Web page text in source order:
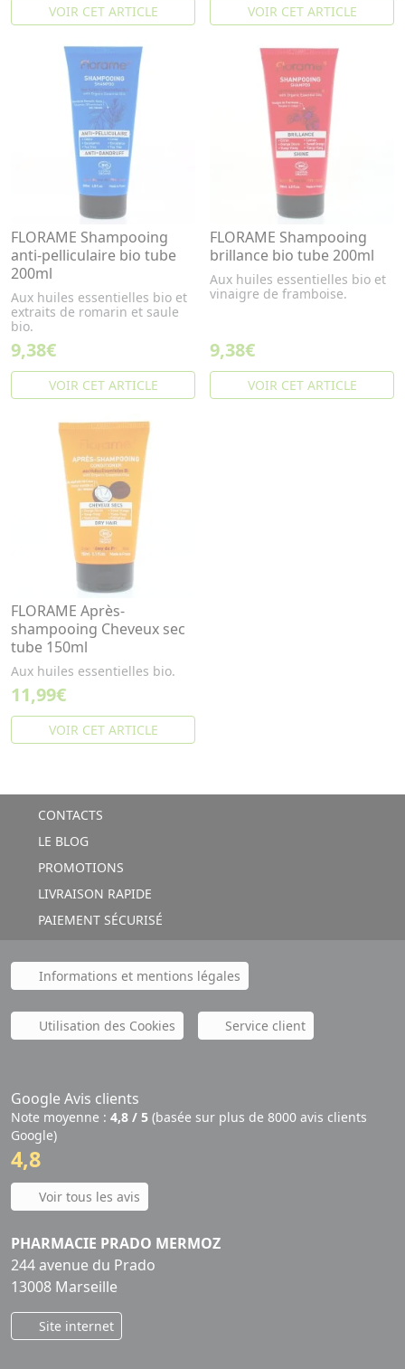
VOIR CET ARTICLE VOIR CET ARTICLE
FLORAME Shampooing
anti-pelliculaire bio tube
200ml
Aux huiles essentielles bio et
extraits de romarin et saule
bio.
9,38€
VOIR CET ARTICLE
FLORAME Shampooing
brillance bio tube 200ml
Aux huiles essentielles bio et
vinaigre de framboise.
9,38€
VOIR CET ARTICLE
FLORAME Après-
shampooing Cheveux sec
tube 150ml
Aux huiles essentielles bio.
11,99€
VOIR CET ARTICLE
CONTACTS
LE BLOG
PROMOTIONS
LIVRAISON RAPIDE
PAIEMENT SÉCURISÉ
Informations et mentions légales
Utilisation des Cookies Service client
Google Avis clients
Note moyenne : 4,8 / 5 (basée sur plus de 8000 avis clients
Google)
4,8
Voir tous les avis
PHARMACIE PRADO MERMOZ
244 avenue du Prado
13008 Marseille
Site internet